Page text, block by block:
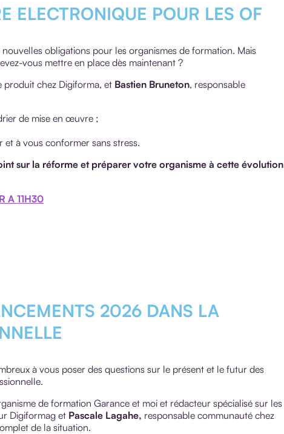
ELECTRONIQUE POUR LES OF
obligations pour les organismes de formation. Mais
vous mettre en place dès maintenant ?
produit chez Digiforma, et Bastien Bruneton, responsable
de mise en œuvre ;
à vous conformer sans stress.
sur la réforme et préparer votre organisme à cette évolution
A 11H30
2026 DANS LA
à vous poser des questions sur le présent et le futur des
de formation Garance et moi et rédacteur spécialisé sur les
Digiformag et Pascale Lagahe, responsable communauté chez
de la situation.